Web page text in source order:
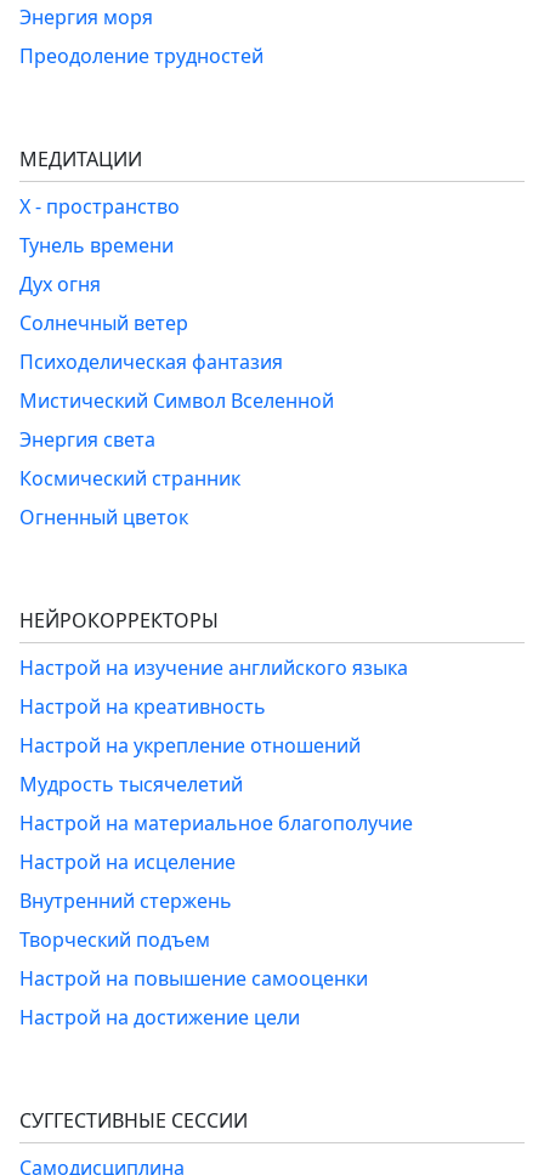
Энергия моря
Преодоление трудностей
МЕДИТАЦИИ
Х - пространство
Тунель времени
Дух огня
Солнечный ветер
Психоделическая фантазия
Мистический Символ Вселенной
Энергия света
Космический странник
Огненный цветок
НЕЙРОКОРРЕКТОРЫ
Настрой на изучение английского языка
Настрой на креативность
Настрой на укрепление отношений
Мудрость тысячелетий
Настрой на материальное благополучие
Настрой на исцеление
Внутренний стержень
Творческий подъем
Настрой на повышение самооценки
Настрой на достижение цели
СУГГЕСТИВНЫЕ СЕССИИ
Самодисциплина